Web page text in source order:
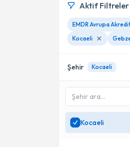
Aktif Filtreler
Kocaeli
Şehir Kocaeli
Kocaeli